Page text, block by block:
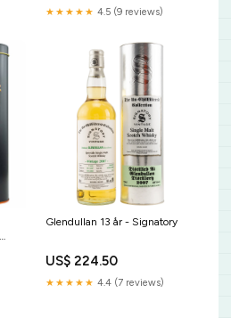
★★★★★ 4.5 (9 reviews)
Glendullan 13 år - Signatory
US$ 224.50
★★★★★ 4.4 (7 reviews)